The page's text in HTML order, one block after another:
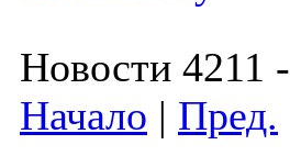
Новости 4211
Начало | Пред.